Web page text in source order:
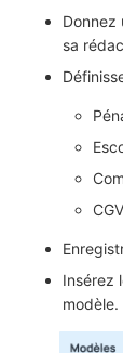
Donnez
sa
CGV
Insérez
modèle.